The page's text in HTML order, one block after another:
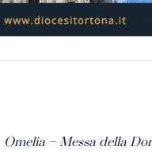
Omelia – Messa della